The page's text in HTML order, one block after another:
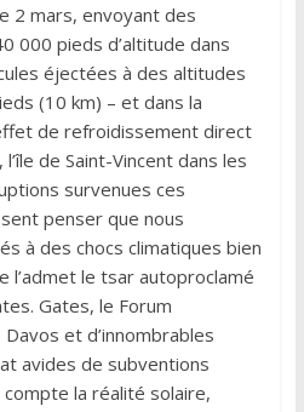
2 mars, envoyant des
000 pieds d’altitude dans
éjectées à des altitudes
(10 km) – et dans la
de refroidissement direct
de Saint-Vincent dans les
survenues ces
penser que nous
à des chocs climatiques bien
l’admet le tsar autoproclamé
Gates, le Forum
et d’innombrables
avides de subventions
la réalité solaire,